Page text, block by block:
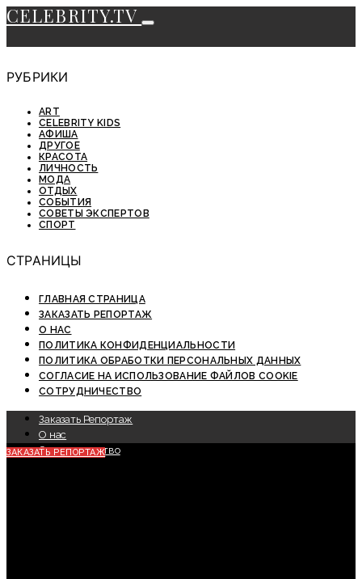
CELEBRITY.TV
РУБРИКИ
ART
CELEBRITY KIDS
АФИША
ДРУГОЕ
КРАСОТА
ЛИЧНОСТЬ
МОДА
ОТДЫХ
СОБЫТИЯ
СОВЕТЫ ЭКСПЕРТОВ
СПОРТ
СТРАНИЦЫ
ГЛАВНАЯ СТРАНИЦА
ЗАКАЗАТЬ РЕПОРТАЖ
О НАС
ПОЛИТИКА КОНФИДЕНЦИАЛЬНОСТИ
ПОЛИТИКА ОБРАБОТКИ ПЕРСОНАЛЬНЫХ ДАННЫХ
СОГЛАСИЕ НА ИСПОЛЬЗОВАНИЕ ФАЙЛОВ COOKIE
СОТРУДНИЧЕСТВО
Заказать Репортаж
О нас
Сотрудничество
ЗАКАЗАТЬ РЕПОРТАЖ